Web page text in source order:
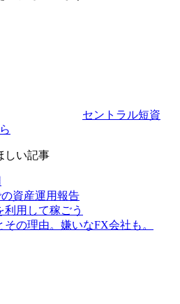
セントラル短資
い記事
資産運用報告
用して稼ごう
の理由。嫌いなFX会社も。